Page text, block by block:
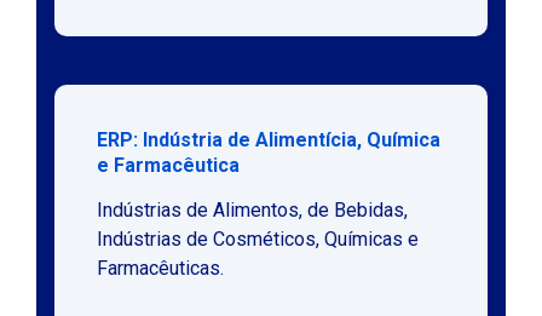
ERP: Indústria de Alimentícia, Química
e Farmacêutica
Indústrias de Alimentos, de Bebidas,
Indústrias de Cosméticos, Químicas e
Farmacêuticas.